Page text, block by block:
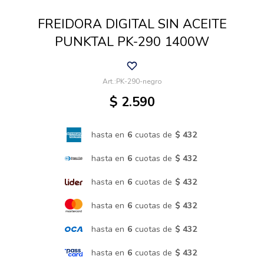
FREIDORA DIGITAL SIN ACEITE
PUNKTAL PK-290 1400W
PK-290-negro
$ 2.590
hasta en 6 cuotas de $ 432
hasta en 6 cuotas de $ 432
hasta en 6 cuotas de $ 432
hasta en 6 cuotas de $ 432
hasta en 6 cuotas de $ 432
hasta en 6 cuotas de $ 432
Aire libre y Jardín
Muebles de exterior
Lavado y secado